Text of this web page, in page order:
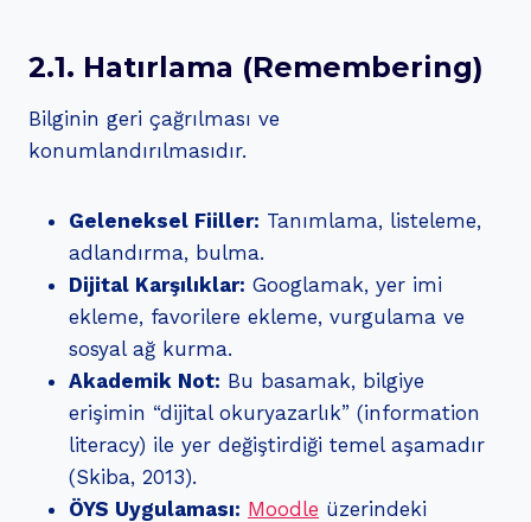
2.1. Hatırlama (Remembering)
Bilginin geri çağrılması ve
konumlandırılmasıdır.
Geleneksel Fiiller: Tanımlama, listeleme,
adlandırma, bulma.
Dijital Karşılıklar: Googlamak, yer imi
ekleme, favorilere ekleme, vurgulama ve
sosyal ağ kurma.
Akademik Not: Bu basamak, bilgiye
erişimin “dijital okuryazarlık” (information
literacy) ile yer değiştirdiği temel aşamadır
(Skiba, 2013).
ÖYS Uygulaması: Moodle üzerindeki